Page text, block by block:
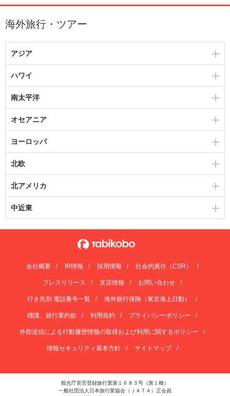
海外旅行・ツアー
アジア
ハワイ
南太平洋
オセアニア
ヨーロッパ
北欧
北アメリカ
中近東
会社概要 IR情報 採用情報 社会的責任（CSR）
プレスリリース 支店情報 お問い合わせ
行き先別 電話番号一覧 海外旅行保険（東京海上日動）
標識、旅行業約款 利用規約 プライバシーポリシー
外部送信による行動履歴情報の取得および利用に関するポリシー
情報セキュリティ基本方針 サイトマップ
観光庁長官登録旅行業第１６８３号（第１種）
一般社団法人日本旅行業協会（ＪＡＴＡ）正会員